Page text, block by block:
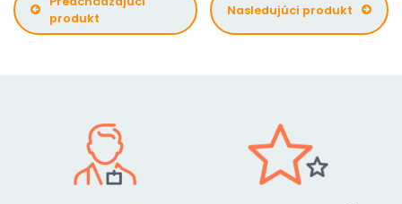
produkt
Nasledujúci produkt